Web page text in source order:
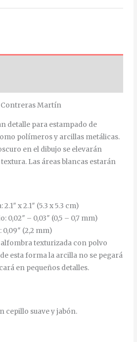
Martín
detalle para estampado de
polímeros y arcillas metálicas.
en el dibujo se elevarán
Las áreas blancas estarán
x 2.1″ (5.3 x 5.3 cm)
0,02″ – 0,03″ (0,5 – 0,7 mm)
0,09″ (2,2 mm)
texturizada con polvo
esta forma la arcilla no se pegará
en pequeños detalles.
cepillo suave y jabón.